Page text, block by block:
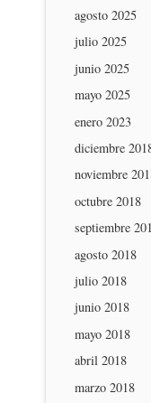
agosto 2025
julio 2025
junio 2025
mayo 2025
enero 2023
diciembre
noviembre
octubre 2018
septiembre
agosto 2018
julio 2018
junio 2018
mayo 2018
abril 2018
marzo 2018